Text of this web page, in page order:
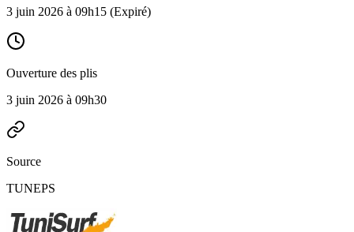
3 juin 2026 à 09h15 (Expiré)
Ouverture des plis
3 juin 2026 à 09h30
Source
TUNEPS